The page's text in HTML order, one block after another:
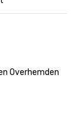
Overhemden